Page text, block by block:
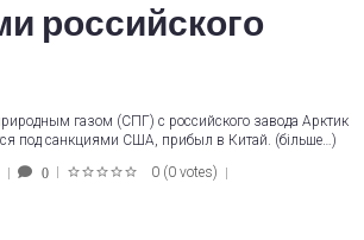
российского
газом (СПГ) с российского завода Арктик
под санкциями США, прибыл в Китай. (більше…)
0 0 (0 votes)